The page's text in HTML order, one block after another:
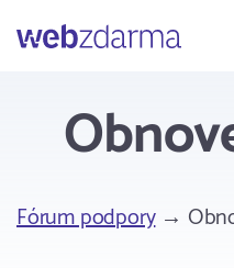
Webzdarma
Fórum podpory→